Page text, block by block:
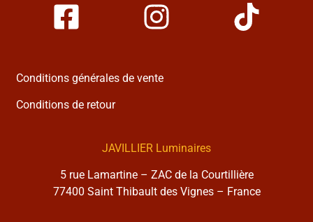
Conditions générales de vente
Conditions de retour
JAVILLIER Luminaires
5 rue Lamartine – ZAC de la Courtillière
77400 Saint Thibault des Vignes – France